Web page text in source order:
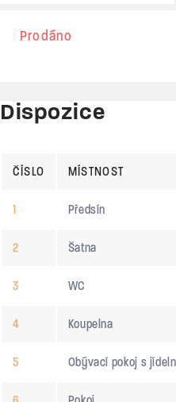
Prodáno
Dispozice
ČÍSLO MÍSTNOST
1 Předsín
2 Šatna
3 WC
4 Koupelna
5 Obývací pokoj s